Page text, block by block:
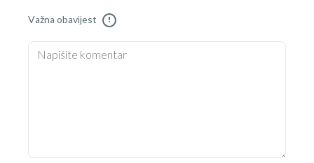
Važna obavijest !